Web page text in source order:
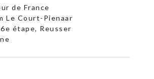
de France
Le Court-Pienaar
étape, Reusser